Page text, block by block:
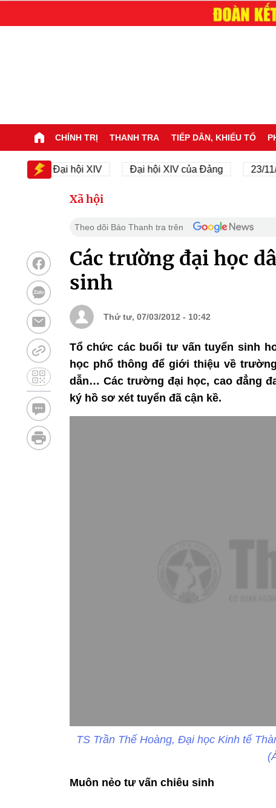
CHÍNH TRỊ THANH TRA TIẾP DÂN, KHIẾU TỐ
Đại hội XIV Đại hội XIV của Đảng 23/11/
Xã hội
Theo dõi Báo Thanh tra trên
Các trường đại học
sinh
Thứ tư, 07/03/2012 - 10:42
Tổ chức các buổi tư vấn tuyển sinh
học phổ thông để giới thiệu về
dẫn… Các trường đại học, cao đẳng
ký hồ sơ xét tuyển đã cận kề.
TS Trần Thế Hoàng, Đại học Kinh tế
Muôn nẻo tư vấn chiêu sinh